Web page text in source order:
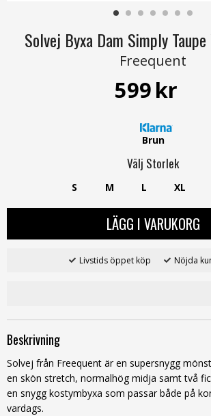
Solvej Byxa Dam Simply
Freequent
599kr
Brun
Välj Storlek
S M L XL
LÄGG I VARUKORG
Livstids öppet köp Nöjda
Beskrivning
Solvej från Freequent är en supersnygg
en skön stretch, normalhög midja samt två
en snygg kostymbyxa som passar både på
vardags.